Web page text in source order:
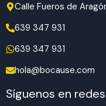
Calle Fueros de
639 347 931
639 347 931
hola@bocause.com
Síguenos en redes